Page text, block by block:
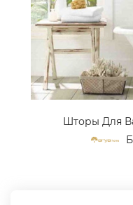
Шторы Для